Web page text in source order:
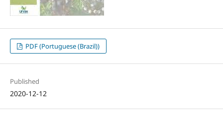
PDF (Portuguese (Brazil))
Published
2020-12-12